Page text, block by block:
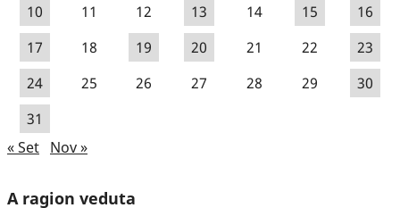
10
11 12 13 14 15
16
17
18 19 20 21 22
23
24
25 26 27 28 29
30
31
« Set Nov »
A ragion veduta